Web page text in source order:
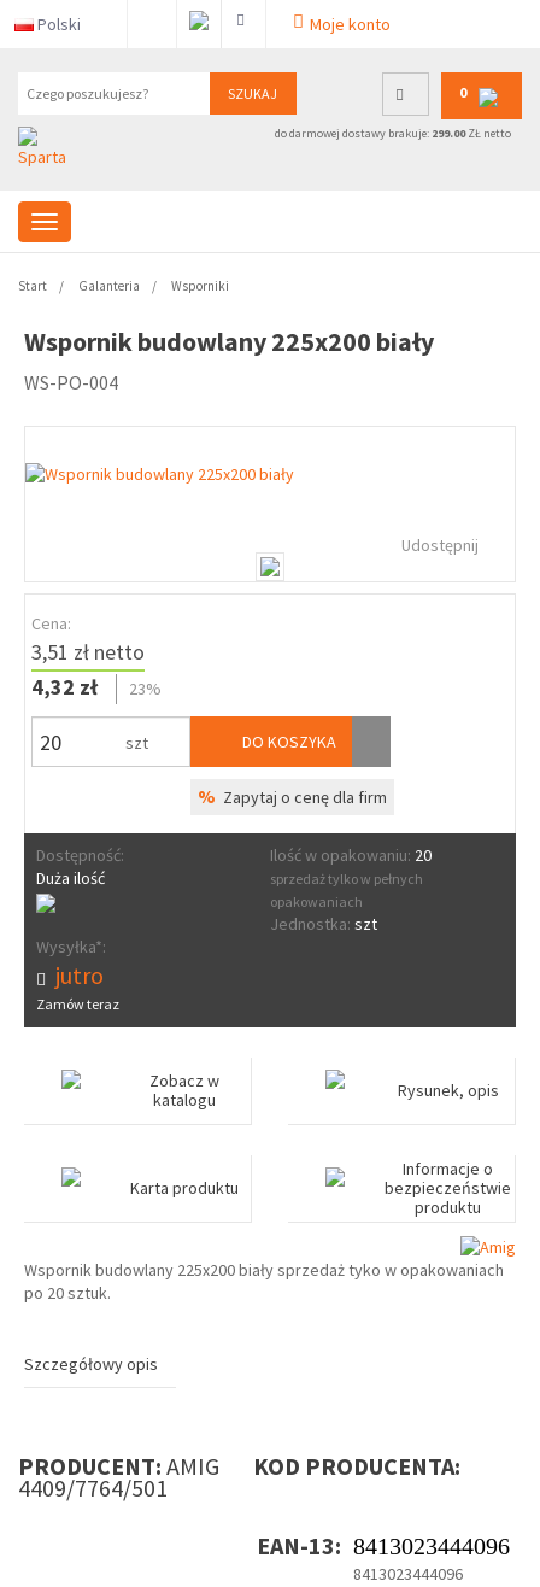
Polski Moje konto
SZUKAJ 0
do darmowej dostawy brakuje: 299.00ZŁ netto
Start Galanteria Wsporniki
Wspornik budowlany 225x200 biały
WS-PO-004
Udostępnij
Cena:
3,51 zł netto
4,32 zł
23%
szt DO KOSZYKA
% Zapytaj o cenę dla firm
Dostępność:
Duża ilość
Ilość w opakowaniu: 20
sprzedaż tylko w pełnych
opakowaniach
Jednostka: szt
Wysyłka*:
jutro
Zamów teraz
Zobacz w
katalogu
Rysunek, opis
Karta produktu
Informacje o
bezpieczeństwie
produktu
Wspornik budowlany 225x200 biały sprzedaż tyko w opakowaniach
po 20 sztuk.
Szczegółowy opis
PRODUCENT: AMIG KOD PRODUCENTA:
4409/7764/501
EAN-13: 8413023444096
8413023444096